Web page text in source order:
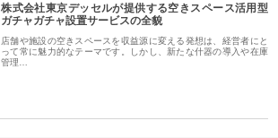
株式会社東京デッセルが提供する空きスペース活用型
ガチャガチャ設置サービスの全貌
店舗や施設の空きスペースを収益源に変える発想は、経営者にと
って常に魅力的なテーマです。しかし、新たな什器の導入や在庫
管理…